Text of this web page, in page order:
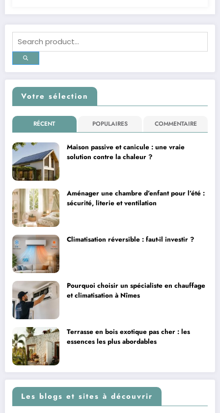
Votre sélection
RÉCENT POPULAIRES COMMENTAIRE
Maison passive et canicule : une vraie
solution contre la chaleur ?
Aménager une chambre d’enfant pour l’été :
sécurité, literie et ventilation
Climatisation réversible : faut-il investir ?
Pourquoi choisir un spécialiste en chauffage
et climatisation à Nîmes
Terrasse en bois exotique pas cher : les
essences les plus abordables
Les blogs et sites à découvrir